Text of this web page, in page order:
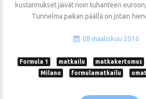
kustannukset jäivät noin tuhanteen
Tunnelma paikan päällä on jotain
08 maaliskuu 2016
Formula 1 matkailu matkakertomus
Milano
formulamatkailu